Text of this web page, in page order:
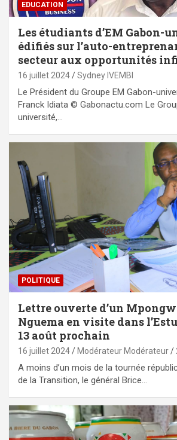
EDUCATION
Les étudiants d’EM Gabon-
édifiés sur l’auto-
secteur aux opportunités
16 juillet 2024 Sydney IVEMBI
Le Président du Groupe EM Gabon-
Franck Idiata © Gabonactu.com Le
université,…
POLITIQUE
Lettre ouverte d’un
Nguema en visite dans
13 août prochain
16 juillet 2024 Modérateur Modérateur
A moins d’un mois de la tournée
de la Transition, le général Brice…